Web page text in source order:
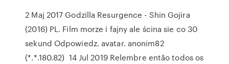
2 Maj 2017 Godzilla Resurgence - Shin Gojira
(2016) PL. Film morze i fajny ale ścina sie co 30
sekund Odpowiedz. avatar. anonim82
(*.*.180.82) 14 Jul 2019 Relembre então todos os